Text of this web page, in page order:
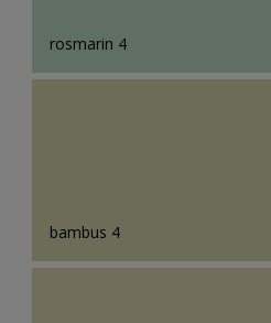
rosmarin 4
bambus 4